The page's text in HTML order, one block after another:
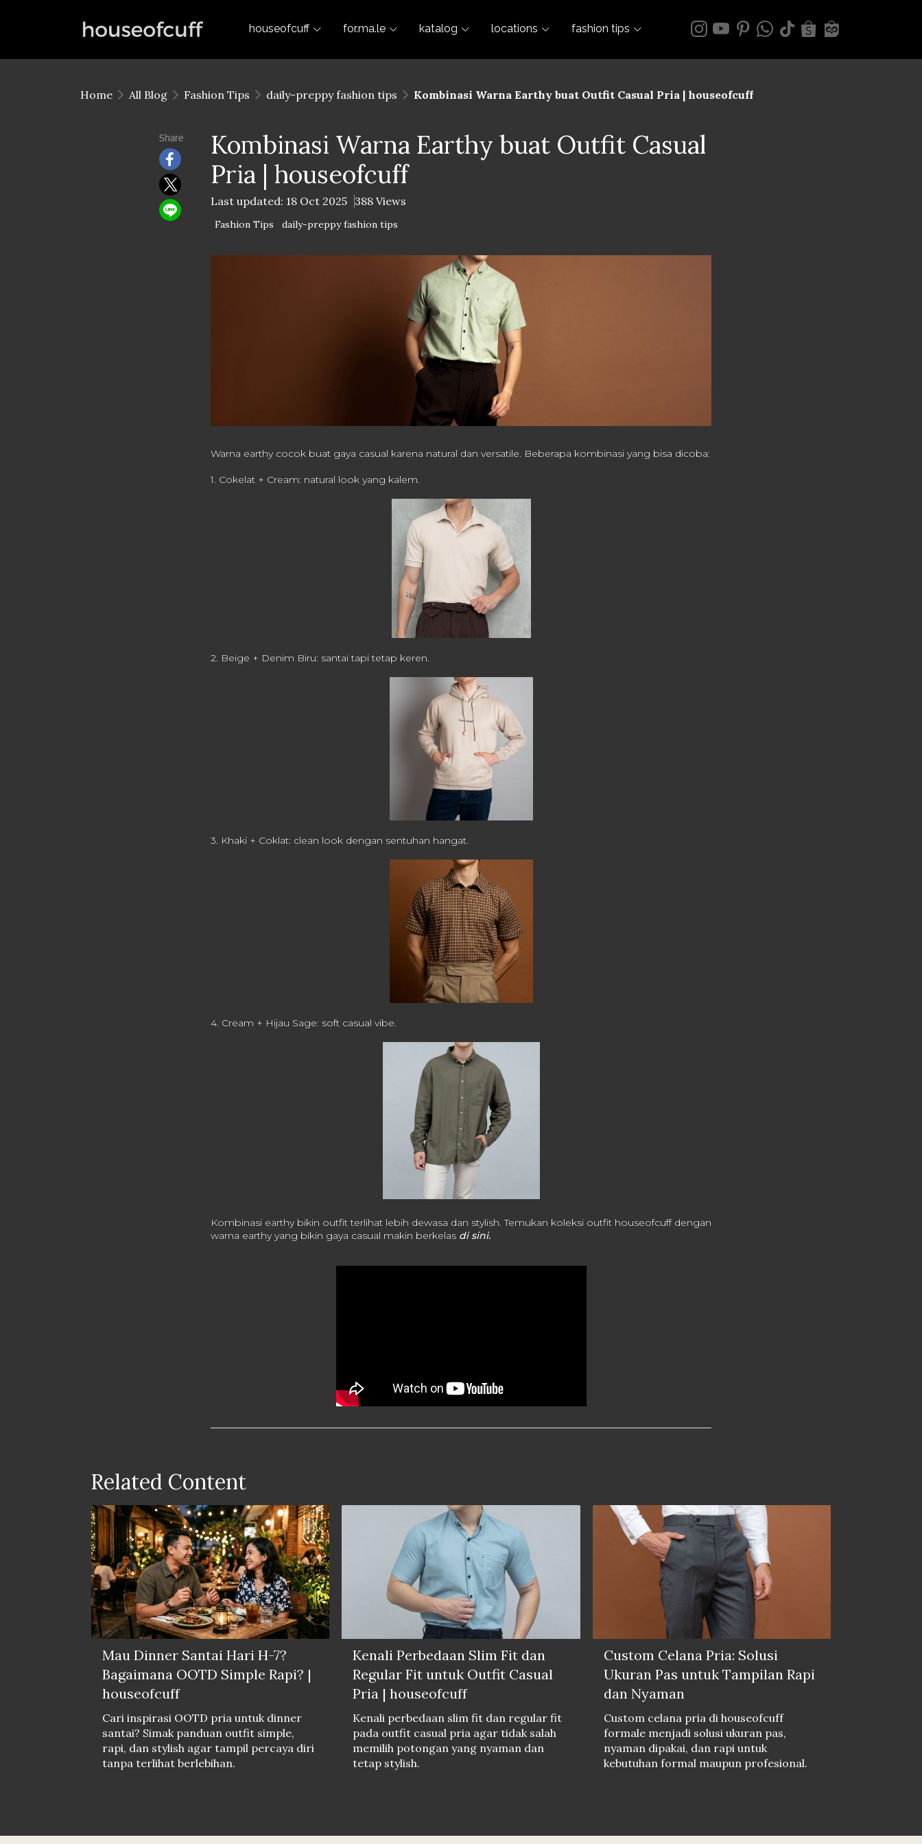
houseofcuff for.ma.le katalog locations fashion tips
Home All Blog Fashion Tips daily-preppy fashion tips Kombinasi Warna Earthy buat Outfit Casual Pria | houseofcuff
Share
Kombinasi Warna Earthy buat Outfit Casual
Pria | houseofcuff
Last updated: 18 Oct 2025 388 Views
Fashion Tips daily-preppy fashion tips
Warna earthy cocok buat gaya casual karena natural dan versatile. Beberapa kombinasi yang bisa dicoba:
1. Cokelat + Cream: natural look yang kalem.
2. Beige + Denim Biru: santai tapi tetap keren.
3. Khaki + Coklat: clean look dengan sentuhan hangat.
4. Cream + Hijau Sage: soft casual vibe.
Kombinasi earthy bikin outfit terlihat lebih dewasa dan stylish.Temukan koleksi outfit houseofcuff dengan
warna earthy yang bikin gaya casual makin berkelas di sini.
Related Content
Mau Dinner Santai Hari H-7?
Bagaimana OOTD Simple Rapi? |
houseofcuff
Cari inspirasi OOTD pria untuk dinner
santai? Simak panduan outfit simple,
rapi, dan stylish agar tampil percaya diri
tanpa terlihat berlebihan.
Kenali Perbedaan Slim Fit dan
Regular Fit untuk Outfit Casual
Pria | houseofcuff
Kenali perbedaan slim fit dan regular fit
pada outfit casual pria agar tidak salah
memilih potongan yang nyaman dan
tetap stylish.
Custom Celana Pria: Solusi
Ukuran Pas untuk Tampilan Rapi
dan Nyaman
Custom celana pria di houseofcuff
formale menjadi solusi ukuran pas,
nyaman dipakai, dan rapi untuk
kebutuhan formal maupun profesional.